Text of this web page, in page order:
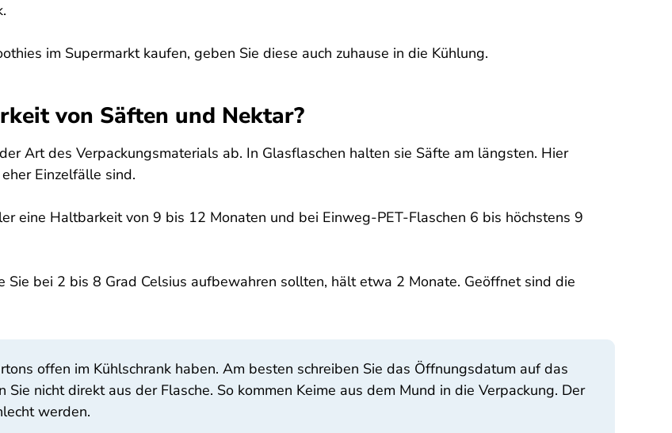
im Supermarkt kaufen, geben Sie diese auch zuhause in die Kühlung.
von Säften und Nektar?
Art des Verpackungsmaterials ab. In Glasflaschen halten sie Säfte am längsten. Hier
Einzelfälle sind.
eine Haltbarkeit von 9 bis 12 Monaten und bei Einweg-PET-Flaschen 6 bis höchstens 9
Sie bei 2 bis 8 Grad Celsius aufbewahren sollten, hält etwa 2 Monate. Geöffnet sind die
offen im Kühlschrank haben. Am besten schreiben Sie das Öffnungsdatum auf das
nicht direkt aus der Flasche. So kommen Keime aus dem Mund in die Verpackung. Der
werden.